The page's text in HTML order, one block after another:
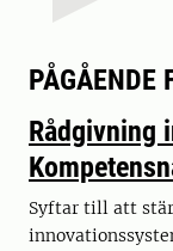
PÅGÅENDE
Rådgivning
Syftar till att